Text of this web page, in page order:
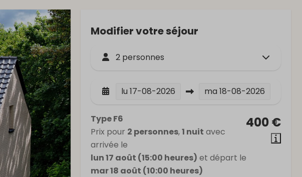
Modifier votre séjour
2 personnes
lu 17-08-2026 ma 18-08-2026
400 €
Type F6
Prix pour 2 personnes,1 nuit avec
arrivée le
lun 17 août (15:00 heures) et départ le
mar 18 août (10:00 heures)